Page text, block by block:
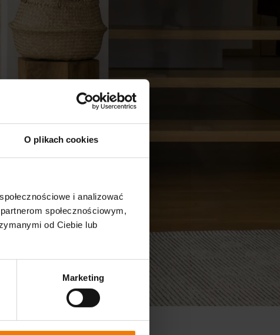
O plikach cookies
i analizować
społecznościowym,
od Ciebie lub
Marketing